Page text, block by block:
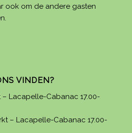
ook om de andere gasten
VINDEN?
Lacapelle-Cabanac 17.00-
– Lacapelle-Cabanac 17.00-